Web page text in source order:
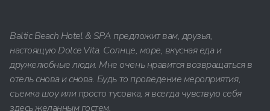
Baltic Beach Hotel & SPA предложит вам, друзья,
настоящую Dolce Vita. Солнце, море, вкусная еда и
дружелюбные люди. Мне очень нравится возвращаться в
отель снова и снова. Будь то проведение мероприятия,
съемка шоу или просто тусовка, я всегда чувствую себя
здесь желанным гостем.